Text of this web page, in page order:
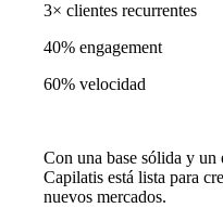
3× clientes recurrentes
40% engagement
60% velocidad
Con una base sólida y un
Capilatis está lista para
nuevos mercados.